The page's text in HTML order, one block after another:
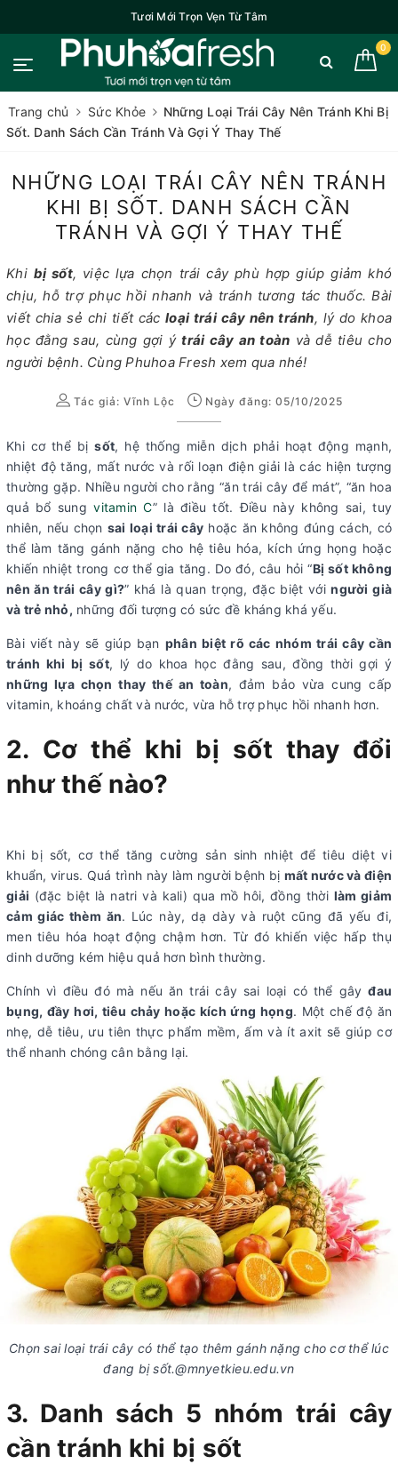
Tươi Mới Trọn Vẹn Từ Tâm
0
Trang chủ Sức Khỏe
Những Loại Trái Cây Nên Tránh Khi Bị
Sốt. Danh Sách Cần Tránh Và Gợi Ý Thay Thế
NHỮNG LOẠI TRÁI CÂY NÊN TRÁNH
KHI BỊ SỐT. DANH SÁCH CẦN
TRÁNH VÀ GỢI Ý THAY THẾ
Khi bị sốt, việc lựa chọn trái cây phù hợp giúp giảm khó
chịu, hỗ trợ phục hồi nhanh và tránh tương tác thuốc. Bài
viết chia sẻ chi tiết cácloại trái cây nên tránh, lý do khoa
học đằng sau, cùng gợi ýtrái cây an toàn và dễ tiêu cho
người bệnh. Cùng Phuhoa Fresh xem qua nhé!
Tác giả: Vĩnh Lộc Ngày đăng: 05/10/2025
Khi cơ thể bịsốt, hệ thống miễn dịch phải hoạt động mạnh,
nhiệt độ tăng, mất nước và rối loạn điện giải là các hiện tượng
thường gặp. Nhiều người cho rằng “ăn trái cây để mát”, “ăn hoa
quả bổ sungvitamin C” là điều tốt. Điều này không sai, tuy
nhiên, nếu chọn sai loại trái cây hoặc ăn không đúng cách, có
thể làm tăng gánh nặng cho hệ tiêu hóa, kích ứng họng hoặc
khiến nhiệt trong cơ thể gia tăng. Do đó, câu hỏi “Bị sốt không
nên ăn trái cây gì?” khá là quan trọng, đặc biệt vớingười già
và trẻ nhỏ, những đối tượng có sức đề kháng khá yếu.
Bài viết này sẽ giúp bạn phân biệt rõ các nhóm trái cây cần
tránh khi bị sốt, lý do khoa học đằng sau, đồng thời gợi ý
những lựa chọn thay thế an toàn, đảm bảo vừa cung cấp
vitamin, khoáng chất và nước, vừa hỗ trợ phục hồi nhanh hơn.
2. Cơ thể khi bị sốt thay đổi
như thế nào?
Khi bị sốt, cơ thể tăng cường sản sinh nhiệt để tiêu diệt vi
khuẩn, virus. Quá trình này làm người bệnh bị mất nước và điện
giải (đặc biệt là natri và kali) qua mồ hôi, đồng thời làm giảm
cảm giác thèm ăn. Lúc này, dạ dày và ruột cũng đã yếu đi,
men tiêu hóa hoạt động chậm hơn. Từ đó khiến việc hấp thụ
dinh dưỡng kém hiệu quả hơn bình thường.
Chính vì điều đó mà nếu ăn trái cây sai loại có thể gâyđau
bụng, đầy hơi, tiêu chảy hoặc kích ứng họng. Một chế độ ăn
nhẹ, dễ tiêu, ưu tiên thực phẩm mềm, ấm và ít axit sẽ giúp cơ
thể nhanh chóng cân bằng lại.
Chọn sai loại trái cây có thể tạo thêm gánh nặng cho cơ thể lúc
đang bị sốt.@mnyetkieu.edu.vn
3. Danh sách 5 nhóm trái cây
cần tránh khi bị sốt